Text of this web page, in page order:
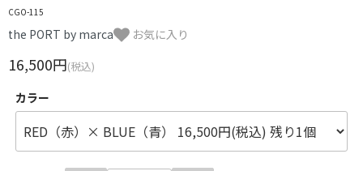
CGO-115
the PORT by marca お気に入り
16,500円(税込)
カラー